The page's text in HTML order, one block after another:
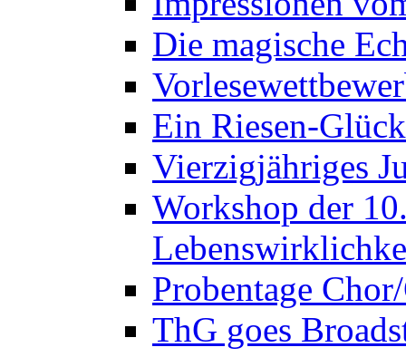
Die magische
Ein Riesen-
Vierzigjähriges
Workshop der
Probentage
ThG goes